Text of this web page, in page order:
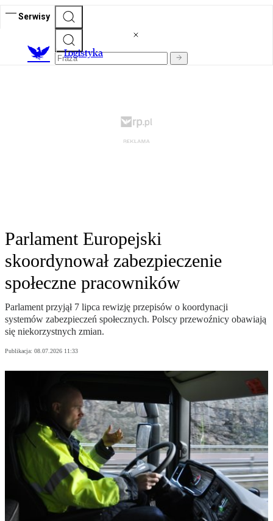
Serwisy
Logistyka
Parlament Europejski
skoordynował zabezpieczenie
społeczne pracowników
Parlament przyjął 7 lipca rewizję przepisów o koordynacji
systemów zabezpieczeń społecznych. Polscy przewoźnicy obawiają
się niekorzystnych zmian.
Publikacja: 08.07.2026 11:33